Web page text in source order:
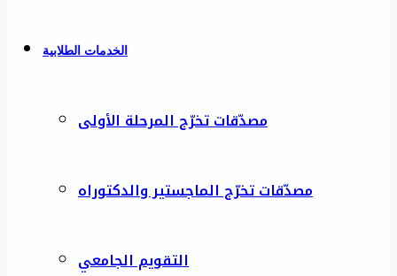
الخدمات الطلابية
مصدّقات تخرّج المرحلة الأولى
مصدّقات تخرّج الماجستير والدكتوراه
التقويم الجامعي